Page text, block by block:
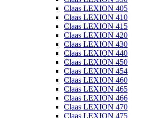
Claas LEXION 405
Claas LEXION 410
Claas LEXION 415
Claas LEXION 420
Claas LEXION 430
Claas LEXION 440
Claas LEXION 450
Claas LEXION 454
Claas LEXION 460
Claas LEXION 465
Claas LEXION 466
Claas LEXION 470
Claas LEXION 475